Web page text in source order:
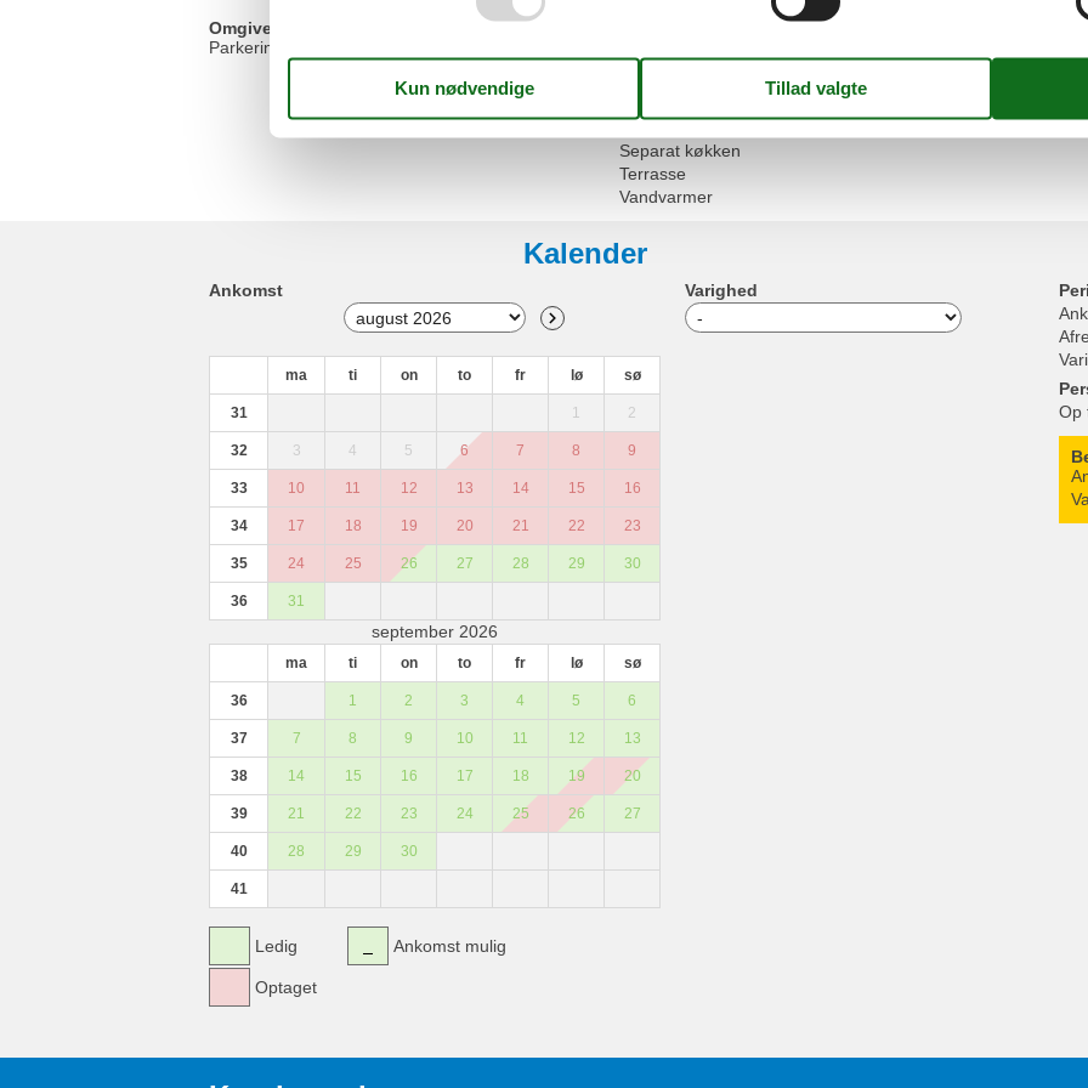
Omgivende faciliteter
Parkeringsplads
Køleskab
Separat køkken
Terrasse
Vandvarmer
Kalender
Ankomst
ma ti on to fr lø sø
31 1 2
32 3 4 5 6 7 8 9
33 10 11 12 13 14 15 16
34 17 18 19 20 21 22 23
35 24 25 26 27 28 29 30
36 31
september 2026
ma ti on to fr lø sø
36 1 2 3 4 5 6
37 7 8 9 10 11 12 13
38 14 15 16 17 18 19 20
39 21 22 23 24 25 26 27
40 28 29 30
41
Ledig
Optaget
Ankomst mulig
Varighed
Op